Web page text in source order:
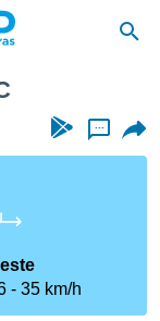
...
35 km/h